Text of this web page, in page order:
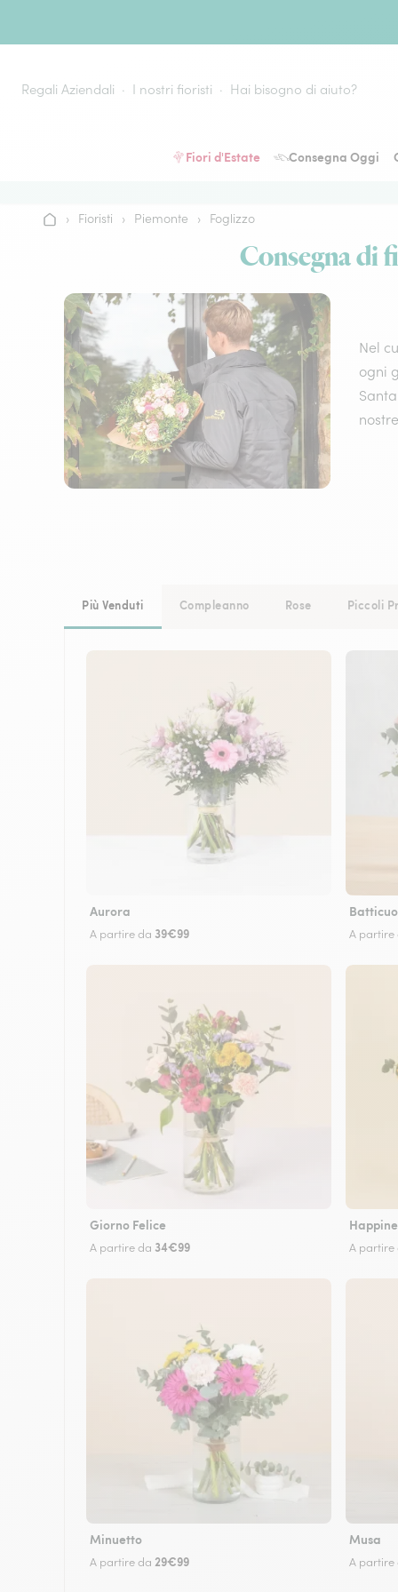
Regali Aziendali I nostri fioristi Hai bisogno di aiuto?
Fiori d'Estate Consegna Oggi
Home› Fioristi › Piemonte › Foglizzo
Consegna di
Nel
ogni
Più Venduti Compleanno Rose Piccoli
Aurora
A partire da 39€99 A
Giorno Felice
A partire da 34€99 A
Minuetto
A partire da 29€99
Musa
A